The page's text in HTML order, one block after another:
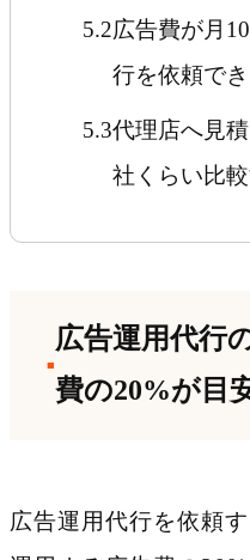
5.2広告費が月
行を依頼で
5.3代理店へ見
社くらい比
広告運用代行
費の20%が目
広告運用代行を依頼